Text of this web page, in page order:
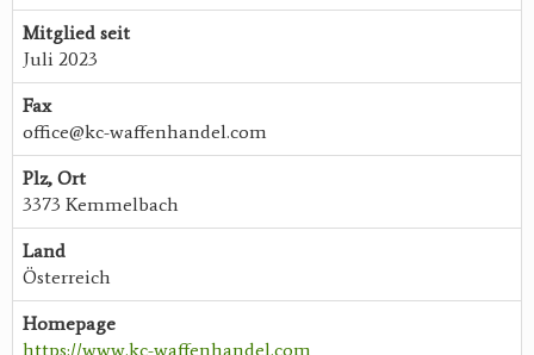
Mitglied seit
Juli 2023
Fax
office@kc-waffenhandel.com
Plz, Ort
3373 Kemmelbach
Land
Österreich
Homepage
https://www.kc-waffenhandel.com